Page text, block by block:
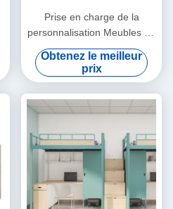
Prise en charge de la
personnalisation Meubles de
bureau Myidea en bois
coloré Lit de lit pour enfants
Obtenez le meilleur
prix